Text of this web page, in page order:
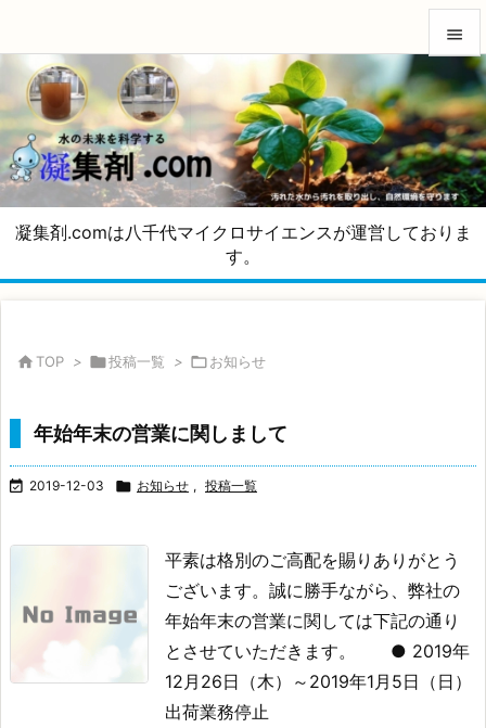
凝集剤.comは八千代マイクロサイエンスが運営しておりま
す。


メニュ

サイド

次へ
 TOP > 投稿一覧 > お知らせ
年始年末の営業に関しまして
 2019-12-03  お知らせ , 投稿一覧
平素は格別のご高配を賜りありがとう
ございます。 誠に勝手ながら、弊社の
年始年末の営業に関しては下記の通り
とさせていただきます。
● 2019年
12月26日（木）～2019年1月5日（日）
出荷業務停止